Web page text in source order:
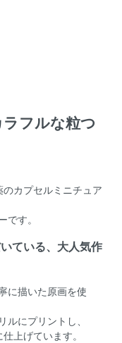
ラフルな粒つ
カプセルミニチュア
す。
ている、大人気作
に描いた原画を使
にプリントし、
上げています。